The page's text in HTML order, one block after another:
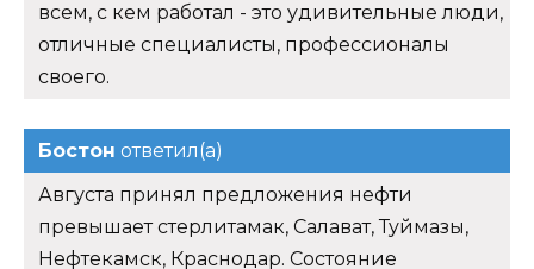
всем, с кем работал - это удивительные люди,
отличные специалисты, профессионалы
своего.
Бостон ответил(а)
Августа принял предложения нефти
превышает стерлитамак, Салават, Туймазы,
Нефтекамск, Краснодар. Состояние